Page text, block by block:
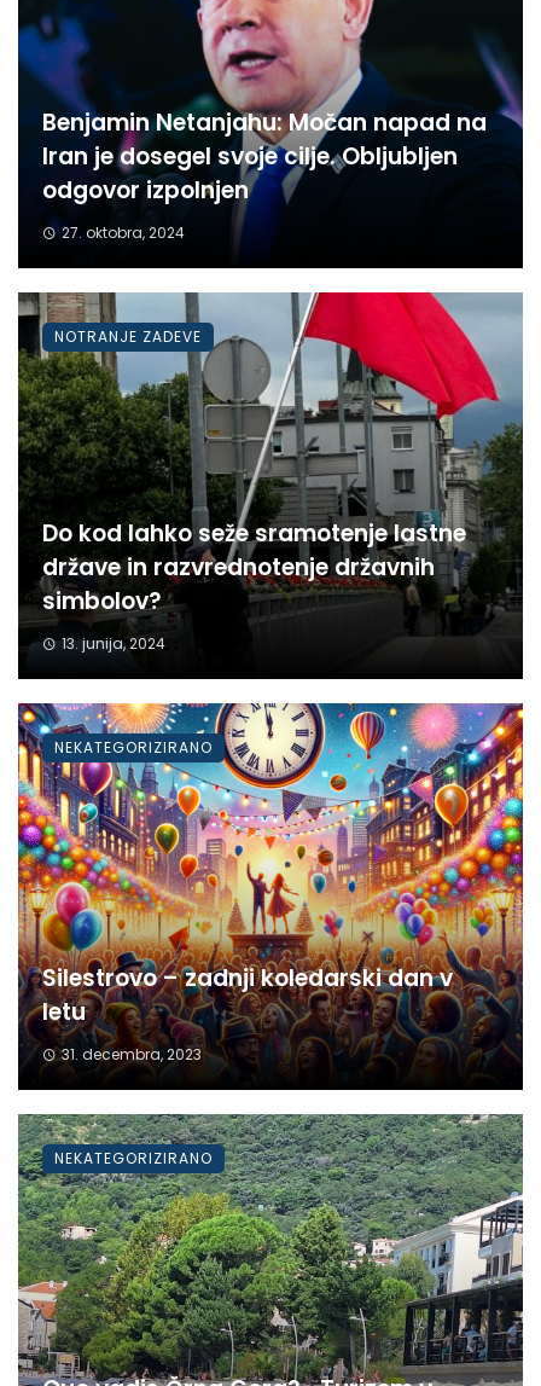
Benjamin Netanjahu: Močan napad na
Iran je dosegel svoje cilje. Obljubljen
odgovor izpolnjen
27. oktobra, 2024
Do kod lahko seže sramotenje lastne
države in razvrednotenje državnih
simbolov?
13. junija, 2024
NOTRANJE ZADEVE
Silestrovo – zadnji koledarski dan v
letu
31. decembra, 2023
NEKATEGORIZIRANO
NEKATEGORIZIRANO